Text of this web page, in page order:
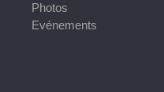
Photos
Evénements